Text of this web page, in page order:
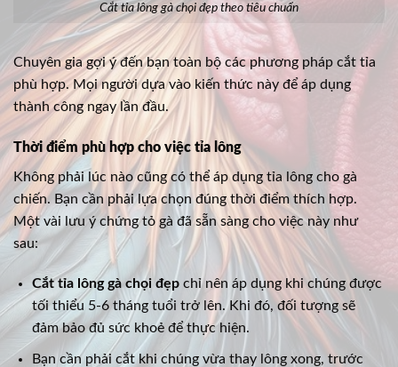
Cắt tỉa lông gà chọi đẹp theo tiêu chuẩn
Chuyên gia gợi ý đến bạn toàn bộ các phương pháp cắt tỉa
phù hợp. Mọi người dựa vào kiến thức này để áp dụng
thành công ngay lần đầu.
Thời điểm phù hợp cho việc tỉa lông
Không phải lúc nào cũng có thể áp dụng tỉa lông cho gà
chiến. Bạn cần phải lựa chọn đúng thời điểm thích hợp.
Một vài lưu ý chứng tỏ gà đã sẵn sàng cho việc này như
sau:
Cắt tỉa lông gà chọi đẹpchỉ nên áp dụng khi chúng được
tối thiểu 5-6 tháng tuổi trở lên. Khi đó, đối tượng sẽ
đảm bảo đủ sức khoẻ để thực hiện.
Bạn cần phải cắt khi chúng vừa thay lông xong, trước